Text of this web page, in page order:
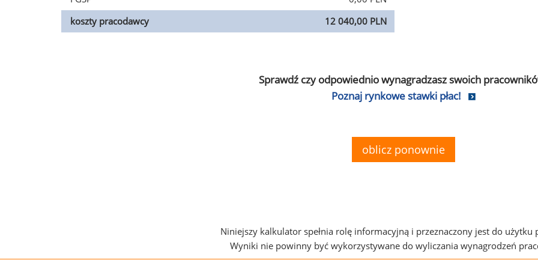
koszty pracodawcy
12 040,00 PLN
Sprawdź czy odpowiednio wynagradzasz swoich
Poznaj rynkowe stawki płac!
oblicz ponownie
Niniejszy kalkulator spełnia rolę informacyjną i przeznaczony jest do użytku
Wyniki nie powinny być wykorzystywane do wyliczania wynagrodzeń